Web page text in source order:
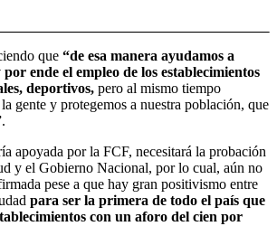
que “de esa manera ayudamos a
ende el empleo de los establecimientos
deportivos, pero al mismo tiempo
gente y protegemos a nuestra población, que
apoyada por la FCF, necesitará la probación
y el Gobierno Nacional, por lo cual, aún no
pese a que hay gran positivismo entre
para ser la primera de todo el país que
con un aforo del cien por